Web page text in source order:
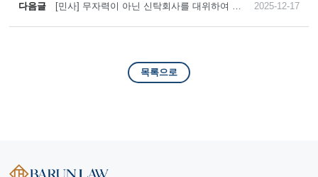
다음글
[민사] 무자력이 아닌 신탁회사를 대위하여 9
2025-12-17
목록으로